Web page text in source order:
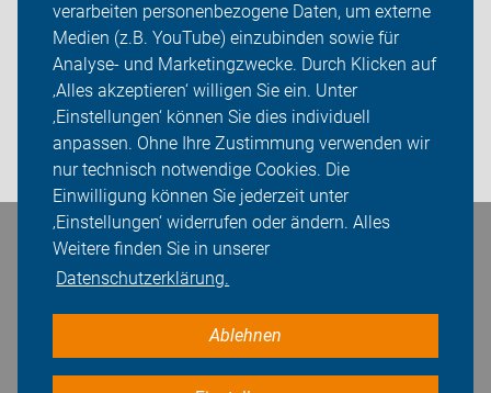
verarbeiten personenbezogene Daten, um externe
Medien (z.B. YouTube) einzubinden sowie für
Analyse- und Marketingzwecke. Durch Klicken auf
‚Alles akzeptieren‘ willigen Sie ein. Unter
‚Einstellungen‘ können Sie dies individuell
anpassen. Ohne Ihre Zustimmung verwenden wir
nur technisch notwendige Cookies. Die
Einwilligung können Sie jederzeit unter
‚Einstellungen‘ widerrufen oder ändern. Alles
Weitere finden Sie in unserer
Datenschutzerklärung.
Ablehnen
ADFC Herrenberg/Oberes Gäu
Sei dabei
Presse
Login
Bleiben Sie in Kontakt